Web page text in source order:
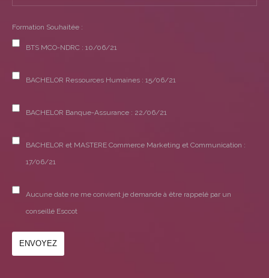
Formation Souhaitée :
BTS MCO-NDRC : 10/06/21
BACHELOR Ressources Humaines : 15/06/21
BACHELOR Banque-Assurance : 22/06/21
BACHELOR et MASTERE Commerce Marketing et Communication :
17/06/21
Aucune date ne me convient je demande à être rappelé par un
conseillé Esccot